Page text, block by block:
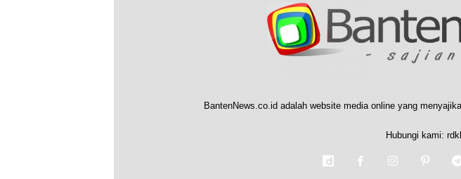
BantenNews.co.id adalah website media online yang
Hubungi kami: